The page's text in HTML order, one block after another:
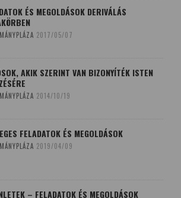
ÉS MEGOLDÁSOK DERIVÁLÁS
2017/05/07
AKIK SZERINT VAN BIZONYÍTÉK ISTEN
2014/10/19
FELADATOK ÉS MEGOLDÁSOK
2019/04/09
– FELADATOK ÉS MEGOLDÁSOK